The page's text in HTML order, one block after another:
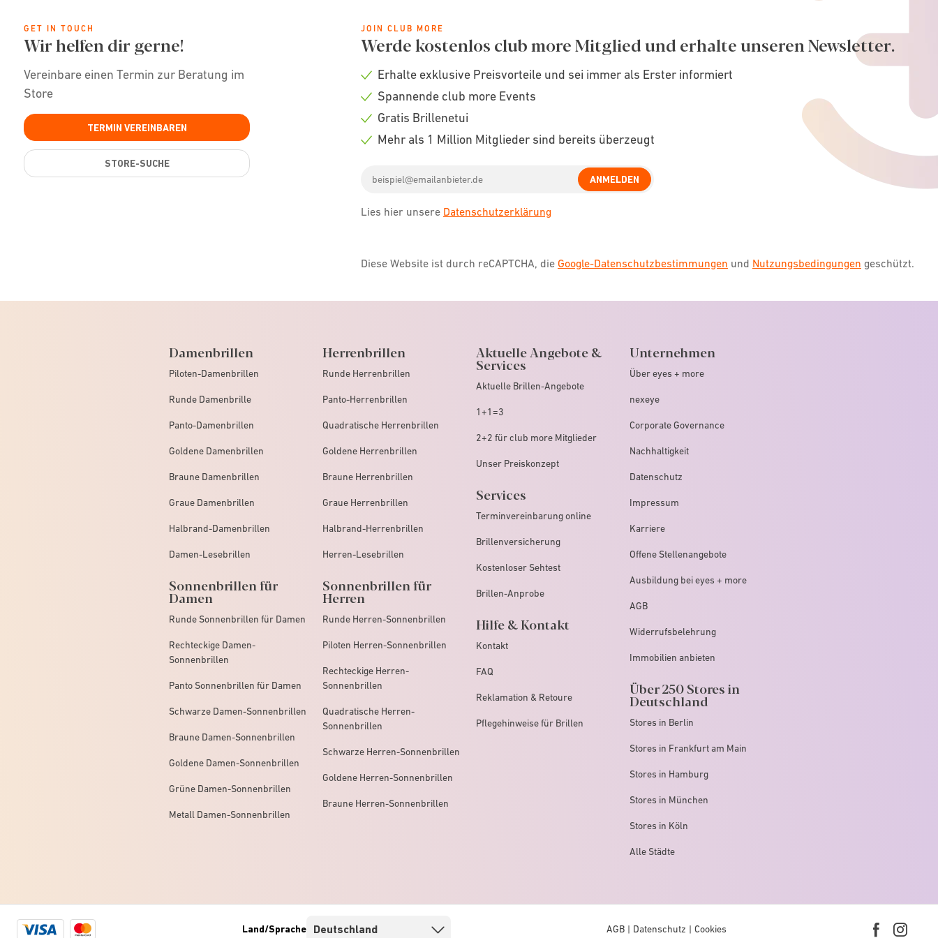
GET IN TOUCH
Wir helfen dir gerne!
Vereinbare einen Termin zur Beratung im
Store
TERMIN VEREINBAREN
STORE-SUCHE
JOIN CLUB MORE
Werde kostenlos club more Mitglied und erhalte unseren Newsletter.
Check
Erhalte exklusive Preisvorteile und sei immer als Erster informiert
Check
Spannende club more Events
Check
Gratis Brillenetui
Mehr als 1 Million Mitglieder sind bereits überzeugt
address
ANMELDEN
Lies hier unsere Datenschutzerklärung
Diese Website ist durch reCAPTCHA, die Google-Datenschutzbestimmungen und Nutzungsbedingungen geschützt.
Damenbrillen
Piloten-Damenbrillen
Runde Damenbrille
Panto-Damenbrillen
Goldene Damenbrillen
Braune Damenbrillen
Graue Damenbrillen
Halbrand-Damenbrillen
Damen-Lesebrillen
Sonnenbrillen für
Damen
Runde Sonnenbrillen für Damen
Rechteckige Damen-
Sonnenbrillen
Panto Sonnenbrillen für Damen
Schwarze Damen-Sonnenbrillen
Braune Damen-Sonnenbrillen
Goldene Damen-Sonnenbrillen
Grüne Damen-Sonnenbrillen
Metall Damen-Sonnenbrillen
Herrenbrillen
Runde Herrenbrillen
Panto-Herrenbrillen
Quadratische Herrenbrillen
Goldene Herrenbrillen
Braune Herrenbrillen
Graue Herrenbrillen
Halbrand-Herrenbrillen
Herren-Lesebrillen
Sonnenbrillen für
Herren
Runde Herren-Sonnenbrillen
Piloten Herren-Sonnenbrillen
Rechteckige Herren-
Sonnenbrillen
Quadratische Herren-
Sonnenbrillen
Schwarze Herren-Sonnenbrillen
Goldene Herren-Sonnenbrillen
Braune Herren-Sonnenbrillen
Aktuelle Angebote &
Services
Aktuelle Brillen-Angebote
1+1=3
2+2 für club more Mitglieder
Unser Preiskonzept
Services
Terminvereinbarung online
Brillenversicherung
Kostenloser Sehtest
Brillen-Anprobe
Hilfe & Kontakt
Kontakt
FAQ
Reklamation & Retoure
Pflegehinweise für Brillen
Unternehmen
Über eyes + more
nexeye
Corporate Governance
Nachhaltigkeit
Datenschutz
Impressum
Karriere
Offene Stellenangebote
Ausbildung bei eyes + more
AGB
Widerrufsbelehrung
Immobilien anbieten
Über 250 Stores in
Deutschland
Stores in Berlin
Stores in Frankfurt am Main
Stores in Hamburg
Stores in München
Stores in Köln
Alle Städte
Visa
Mastercard
Land/Sprache AGB Datenschutz Cookies